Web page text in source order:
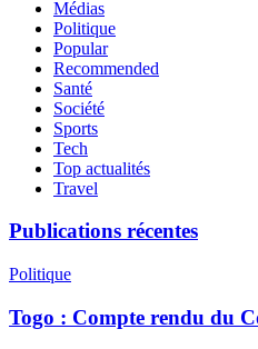
Médias
Politique
Popular
Recommended
Santé
Société
Sports
Tech
Top actualités
Travel
Publications récentes
Politique
Togo : Compte rendu du